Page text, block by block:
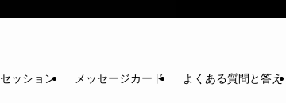
セッション メッセージカード よくある質問と答え